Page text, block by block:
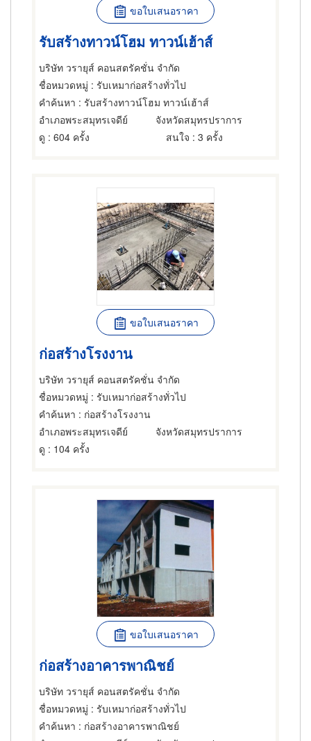
ขอใบเสนอราคา
รับสร้างทาวน์โฮม ทาวน์เฮ้าส์
บริษัท วรายุส์ คอนสตรัคชั่น จำกัด
ชื่อหมวดหมู่ : รับเหมาก่อสร้างทั่วไป
คำค้นหา : รับสร้างทาวน์โฮม ทาวน์เฮ้าส์
อำเภอพระสมุทรเจดีย์
จังหวัดสมุทรปราการ
ดู : 604 ครั้ง สนใจ : 3 ครั้ง
ขอใบเสนอราคา
ก่อสร้างโรงงาน
บริษัท วรายุส์ คอนสตรัคชั่น จำกัด
ชื่อหมวดหมู่ : รับเหมาก่อสร้างทั่วไป
คำค้นหา : ก่อสร้างโรงงาน
อำเภอพระสมุทรเจดีย์
จังหวัดสมุทรปราการ
ดู : 104 ครั้ง
ขอใบเสนอราคา
ก่อสร้างอาคารพาณิชย์
บริษัท วรายุส์ คอนสตรัคชั่น จำกัด
ชื่อหมวดหมู่ : รับเหมาก่อสร้างทั่วไป
คำค้นหา : ก่อสร้างอาคารพาณิชย์